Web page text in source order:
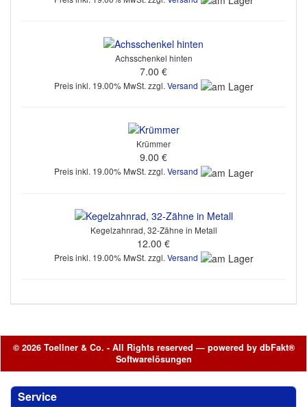
Achsschenkel hinten
7.00 €
Preis inkl. 19.00% MwSt. zzgl. Versand
Krümmer
9.00 €
Preis inkl. 19.00% MwSt. zzgl. Versand
Kegelzahnrad, 32-Zähne in Metall
12.00 €
Preis inkl. 19.00% MwSt. zzgl. Versand
© 2026 Toellner & Co. - All Rights reserved — powered by dbFakt®
Softwarelösungen
Service